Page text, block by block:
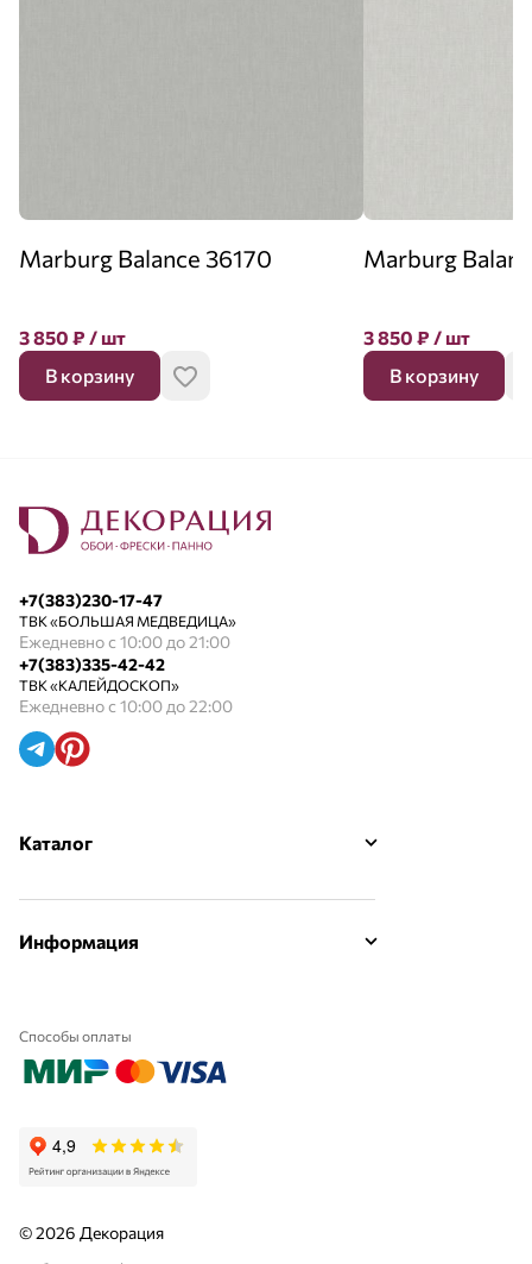
Marburg Balance 36170
3 850 ₽ / шт
В корзину
Marburg
3 850 ₽ / шт
В корзину
+7(383)230-17-47
ТВК «БОЛЬШАЯ МЕДВЕДИЦА»
Ежедневно с 10:00 до 21:00
+7(383)335-42-42
ТВК «КАЛЕЙДОСКОП»
Ежедневно с 10:00 до 22:00
Каталог
Информация
Способы оплаты
© 2026 Декорация